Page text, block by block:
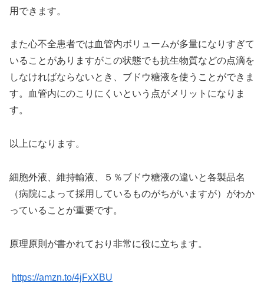
用できます。
また心不全患者では血管内ボリュームが多量になりすぎて
いることがありますがこの状態でも抗生物質などの点滴を
しなければならないとき、ブドウ糖液を使うことができま
す。血管内にのこりにくいという点がメリットになりま
す。
以上になります。
細胞外液、維持輸液、５％ブドウ糖液の違いと各製品名
（病院によって採用しているものがちがいますが）がわか
っていることが重要です。
原理原則が書かれており非常に役に立ちます。
https://amzn.to/4jFxXBU